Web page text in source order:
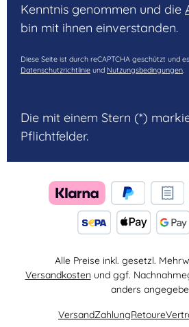
Kenntnis genommen und die
bin mit ihnen einverstanden.
Diese Seite ist durch reCAPTCHA geschützt und
Datenschutzrichtlinie und Nutzungsbedingungen
Die mit einem Stern (*)
Pflichtfelder.
Alle Preise inkl. gesetzl.
Versandkosten und ggf.
anders
VersandZahlungRetoure